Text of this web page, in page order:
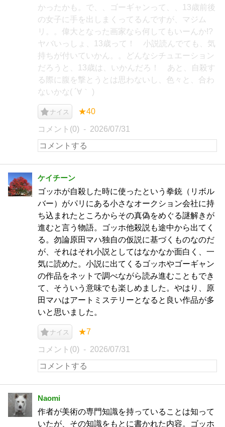
かったかも。で、、ゴーギャンって、、13歳前後
の女子に手を出しまくってるんですが、マジム
リ。。偉大となった画家なら何してもいーんか!?
ヤバいっしょ、13歳って！ 小説読んでても、気
持ちが付いていかん。。どんなシチュエーション
だろうと、13歳は、いかんだろ！ あと、自殺す
る際に腹を撃とうとは思わないし、色々と、合わ
ないかな( ´∀｀ )
ナイス ★40
コメント(0) 2026/07/31
ケイチーン
ゴッホが自殺した時に使ったという拳銃（リボル
バー）がパリにある小さなオークション会社に持
ち込まれたところからその真偽をめぐる謎解きが
進むと言う物語。ゴッホ他殺説も途中から出てく
る。勿論原田マハ独自の仮説に基づくものなのだ
が、それはそれ小説としてはなかなか面白く、一
気に読めた。小説に出てくるゴッホやゴーギャン
の作品をネットで調べながら読み進むこともでき
て、そういう意味でも楽しめました。やはり、原
田マハはアートミステリーとなると良い作品が多
いと思いました。
ナイス ★7
コメント(0) 2026/07/31
Naomi
作者が美術の専門知識を持っていることは知って
いたが、その知識をもとに書かれた内容。ゴッホ